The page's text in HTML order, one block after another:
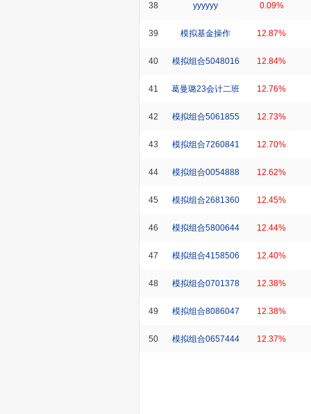
38 yyyyyy 0.09%
39 模拟基金操作 12.87%
40 模拟组合5048016 12.84%
41 葛曼璐23会计二班 12.76%
42 模拟组合5061855 12.73%
43 模拟组合7260841 12.70%
44 模拟组合0054888 12.62%
45 模拟组合2681360 12.45%
46 模拟组合5800644 12.44%
47 模拟组合4158506 12.40%
48 模拟组合0701378 12.38%
49 模拟组合8086047 12.38%
50 模拟组合0657444 12.37%